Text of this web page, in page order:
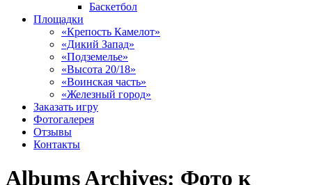
Баскетбол
Площадки
«Крепость Камелот»
«Дикий Запад»
«Подземелье»
«Высота 20/18»
«Воинская часть»
«Железный город»
Заказать игру
Фотогалерея
Отзывы
Контакты
Albums Archives: Фото к